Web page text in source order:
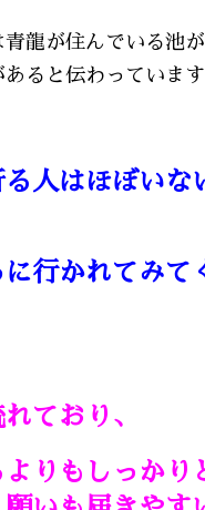
青龍が住んでいる池
ると伝わっています
人はほぼいな
行かれてみて
ており、
りもしっかり